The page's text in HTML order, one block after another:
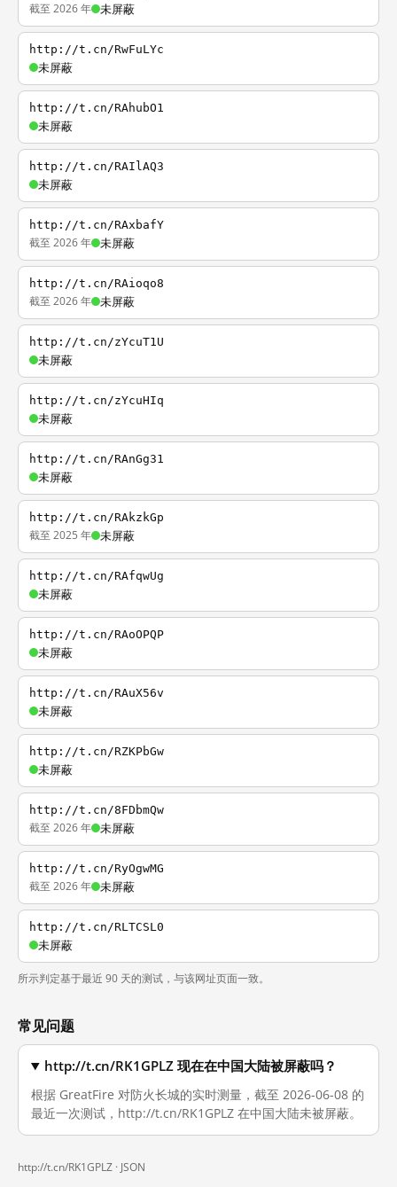
截至 2026 年 未屏蔽
http://t.cn/RwFuLYc
未屏蔽
http://t.cn/RAhubO1
未屏蔽
http://t.cn/RAIlAQ3
未屏蔽
http://t.cn/RAxbafY
截至 2026 年 未屏蔽
http://t.cn/RAioqo8
截至 2026 年 未屏蔽
http://t.cn/zYcuT1U
未屏蔽
http://t.cn/zYcuHIq
未屏蔽
http://t.cn/RAnGg31
未屏蔽
http://t.cn/RAkzkGp
截至 2025 年 未屏蔽
http://t.cn/RAfqwUg
未屏蔽
http://t.cn/RAoOPQP
未屏蔽
http://t.cn/RAuX56v
未屏蔽
http://t.cn/RZKPbGw
未屏蔽
http://t.cn/8FDbmQw
截至 2026 年 未屏蔽
http://t.cn/RyOgwMG
截至 2026 年 未屏蔽
http://t.cn/RLTCSL0
未屏蔽
所示判定基于最近 90 天的测试，与该网址页面一致。
常见问题
http://t.cn/RK1GPLZ 现在在中国大陆被屏蔽吗？
根据 GreatFire 对防火长城的实时测量，截至 2026-06-08 的
最近一次测试，http://t.cn/RK1GPLZ 在中国大陆未被屏蔽。
http://t.cn/RK1GPLZ · JSON